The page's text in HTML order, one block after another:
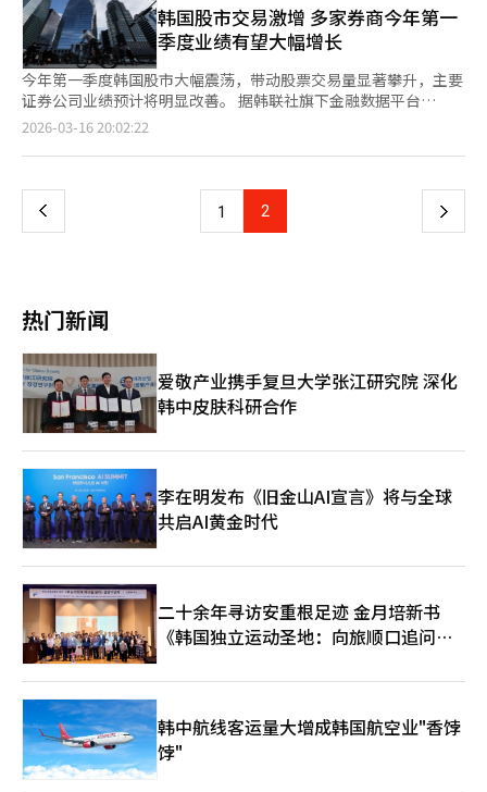
韩国股市交易激增 多家券商今年第一
季度业绩有望大幅增长
今年第一季度韩国股市大幅震荡，带动股票交易量显著攀升，主要
证券公司业绩预计将明显改善。 据韩联社旗下金融数据平台
Yonhap Infomax与韩国交易所近日公布的数据，未来资产证券、
公司今年第一季度营业利润预计达3.0279万亿韩元（约合人民币
券商研究机构发布的业绩预测汇总得出。数据显示，五大证券公司
第一季度营业收入预计为4.1591万亿韩元，净利润预计为2.3122万
长33.3%；Kiwoom证券预计为4977亿韩元，同比增长52.90%；
NH投资证券预计为4272亿韩元，同比增长47.82%；三星证券预
计为4189亿韩元，同比增长25.22%。 业内分析认为，今年第一季
度韩国综合股价指数（KOSPI）创下历史新高，叠加中东局势紧张
引发市场剧烈波动，股市交易活跃度大幅提升。数据显示，自年初
至本月13日，韩国有价证券市场与创业板（KOSDAQ）市场日均成
交额合计达45.297万亿韩元，日均成交量约21亿股，而去年同期
日均成交额仅为18.363万亿韩元，日均成交量为13亿股，同比增
幅显著。 大信证券研究员朴慧珍（音）表示，受股票交易额大幅
增加提振，证券公司第一季度业绩有望出现“超预期”表现。她指
出，此前业绩预测所采用的假设为第一季度日均成交额54万亿韩
元，而近期交易额已大幅超出这一水平，预计各公司公布一季度业
绩后，全年业绩预期有望随之上调。
2026-03-16 20:02:22
上
页
1 2 下
热门新闻
爱敬产业携手复旦大学张江研究院 深化
韩中皮肤科研合作
李在明发布《旧金山AI宣言》将与全球
共启AI黄金时代
二十余年寻访安重根足迹 金月培新书
《韩国独立运动圣地：向旅顺口追问历
韩中航线客运量大增成韩国航空业"香饽
饽"